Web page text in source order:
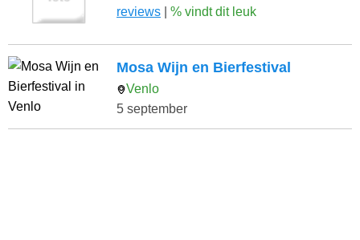
reviews
% vindt dit leuk
Mosa Wijn en Bierfestival
Venlo
5 september